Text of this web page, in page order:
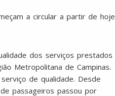
a circular a partir de hoje
dos serviços prestados
Metropolitana de Campinas.
de qualidade. Desde
passageiros passou por